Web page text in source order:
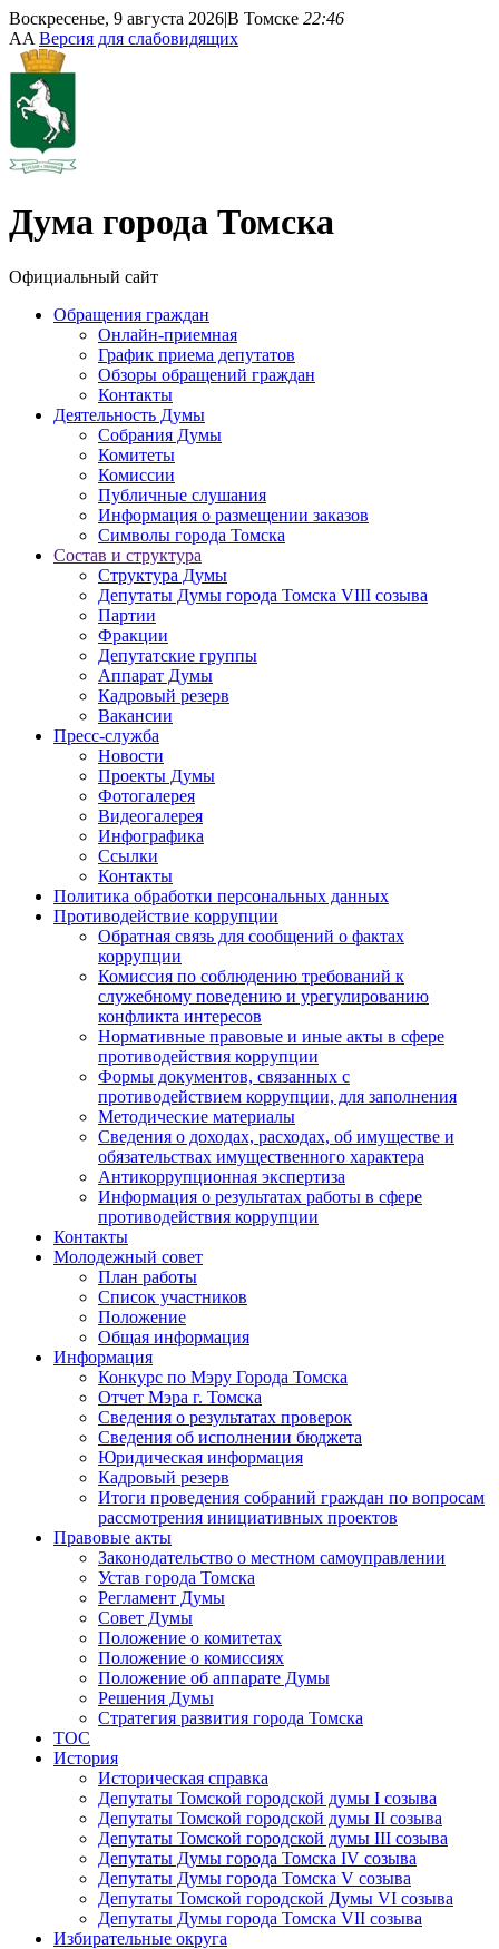
Воскресенье, 9 августа 2026|В Томске 22:46
AA Версия для слабовидящих
Дума города Томска
Официальный сайт
Обращения граждан
Онлайн-приемная
График приема депутатов
Обзоры обращений граждан
Контакты
Деятельность Думы
Собрания Думы
Комитеты
Комиссии
Публичные слушания
Информация о размещении заказов
Символы города Томска
Состав и структура
Структура Думы
Депутаты Думы города Томска VIII созыва
Партии
Фракции
Депутатские группы
Аппарат Думы
Кадровый резерв
Вакансии
Пресс-служба
Новости
Проекты Думы
Фотогалерея
Видеогалерея
Инфографика
Ссылки
Контакты
Политика обработки персональных данных
Прoтивoдeйствие кoрpупции
Обратная связь для сообщений о фактах
коррупции
Комиссия по соблюдению требований к
служебному поведению и урегулированию
конфликта интересов
Нормативные правовые и иные акты в сфере
противодействия коррупции
Формы документов, связанных с
противодействием коррупции, для заполнения
Методические материалы
Сведения о доходах, расходах, об имуществе и
обязательствах имущественного характера
Антикоррупционная экспертиза
Информация о результатах работы в сфере
противодействия коррупции
Контакты
Молодежный совет
План работы
Список участников
Положение
Общая информация
Информация
Конкурс по Мэру Города Томска
Отчет Мэра г. Томска
Сведения о результатах проверок
Сведения об исполнении бюджета
Юридическая информация
Кадровый резерв
Итоги проведения собраний граждан по вопросам
рассмотрения инициативных проектов
Правовые акты
Законодательство о местном самоуправлении
Устав города Томска
Регламент Думы
Совет Думы
Положение о комитетах
Положение о комиссиях
Положение об аппарате Думы
Решения Думы
Стратегия развития города Томска
ТОС
История
Историческая справка
Депутаты Томской городской думы I созыва
Депутаты Томской городской думы II созыва
Депутаты Томской городской думы III созыва
Депутаты Думы города Томска IV созыва
Депутаты Думы города Томска V созыва
Депутаты Томской городской Думы VI созыва
Депутаты Думы города Томска VII созыва
Избирательные округа